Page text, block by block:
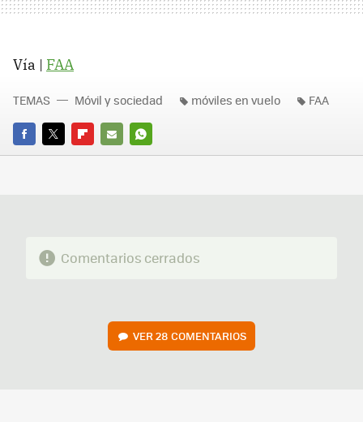
Vía | FAA
FACEBOOK
TWITTERFLIPBOARD
E-
WHATSAPP
TEMAS Móvil y sociedad móviles en vuelo FAA
Comentarios cerrados
VER28 COMENTARIOS